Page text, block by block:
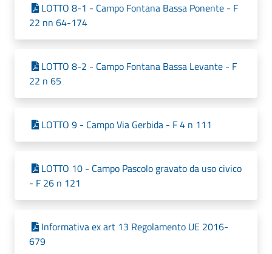
LOTTO 8-1 - Campo Fontana Bassa Ponente - F
22 nn 64-174
LOTTO 8-2 - Campo Fontana Bassa Levante - F
22 n 65
LOTTO 9 - Campo Via Gerbida - F 4 n 111
LOTTO 10 - Campo Pascolo gravato da uso civico
- F 26 n 121
Informativa ex art 13 Regolamento UE 2016-
679